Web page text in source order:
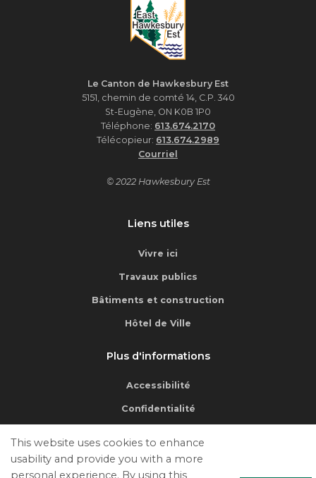
Le Canton de Hawkesbury Est
5151, chemin de comté 14, C.P. 340
St-Eugène, ON K0B 1P0
Téléphone: 613.674.2170
Télécopieur: 613.674.2989
Courriel
© 2022 Hawkesbury Est
Liens utiles
Vivre ici
Travaux publics
Bâtiments et construction
Hôtel de Ville
Plus d'informations
Accessibilité
Confidentialité
Nous Joindre
This website uses cookies to enhance
usability and provide you with a more
personal experience. By using this